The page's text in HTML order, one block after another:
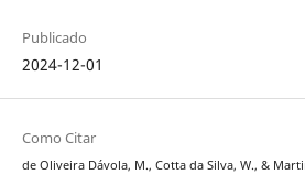
Publicado
2024-12-01
Como Citar
de Oliveira Dávola, M., Cotta da Silva, W., &